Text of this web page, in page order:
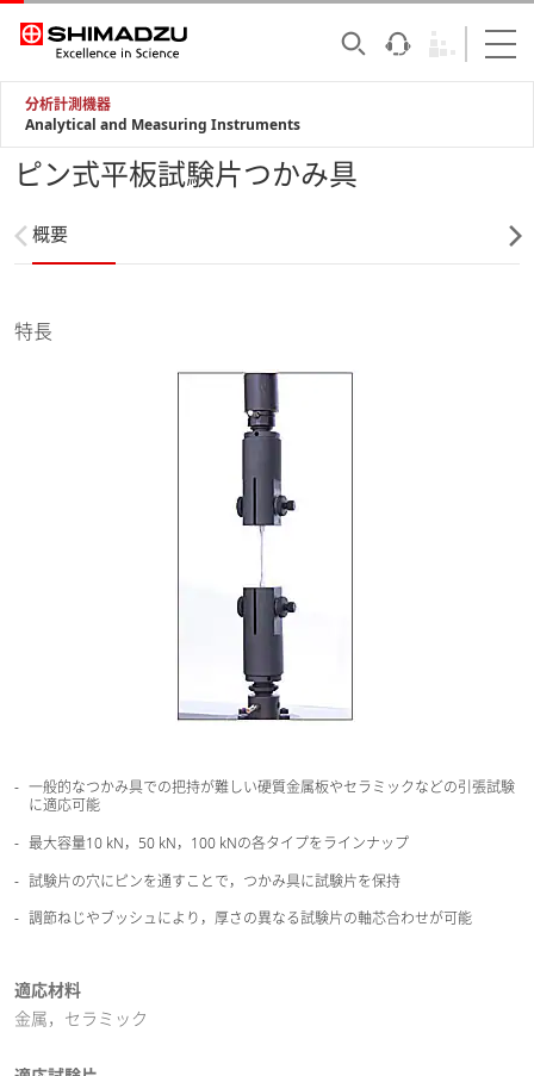
分析計測機器
Analytical and Measuring Instruments
ピン式平板試験片つかみ具
概要
特長
一般的なつかみ具での把持が難しい硬質金属板やセラミックなどの引張試験
に適応可能
最大容量10 kN，50 kN，100 kNの各タイプをラインナップ
試験片の穴にピンを通すことで，つかみ具に試験片を保持
調節ねじやブッシュにより，厚さの異なる試験片の軸芯合わせが可能
適応材料
金属，セラミック